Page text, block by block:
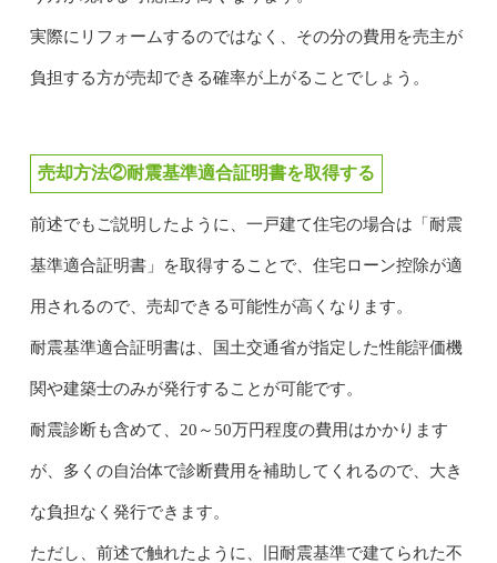
実際にリフォームするのではなく、その分の費用を売主が
負担する方が売却できる確率が上がることでしょう。
売却方法②耐震基準適合証明書を取得する
前述でもご説明したように、一戸建て住宅の場合は「耐震
基準適合証明書」を取得することで、住宅ローン控除が適
用されるので、売却できる可能性が高くなります。
耐震基準適合証明書は、国土交通省が指定した性能評価機
関や建築士のみが発行することが可能です。
耐震診断も含めて、20～50万円程度の費用はかかります
が、多くの自治体で診断費用を補助してくれるので、大き
な負担なく発行できます。
ただし、前述で触れたように、旧耐震基準で建てられた不